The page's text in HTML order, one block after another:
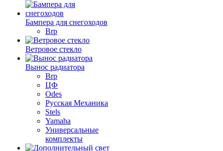
Бампера для снегоходов
Brp
Ветровое стекло
Вынос радиатора
Brp
ЦФ
Odes
Русская Механика
Stels
Yamaha
Универсальные
комплекты